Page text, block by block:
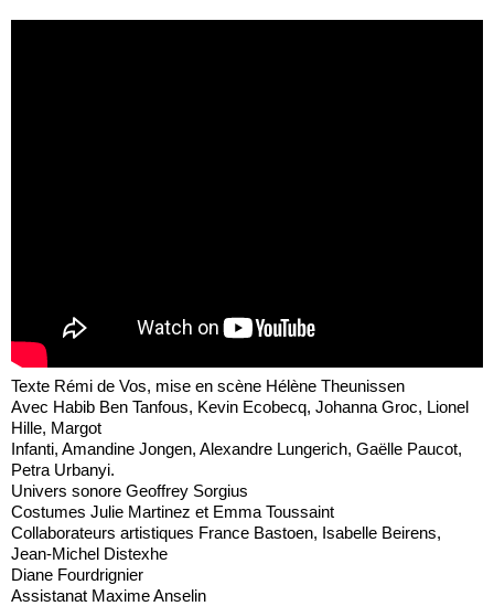
Texte Rémi de Vos, mise en scène Hélène Theunissen
Avec Habib Ben Tanfous, Kevin Ecobecq, Johanna Groc, Lionel
Hille, Margot
Infanti, Amandine Jongen, Alexandre Lungerich, Gaëlle Paucot,
Petra Urbanyi.
Univers sonore Geoffrey Sorgius
Costumes Julie Martinez et Emma Toussaint
Collaborateurs artistiques France Bastoen, Isabelle Beirens,
Jean-Michel Distexhe
Diane Fourdrignier
Assistanat Maxime Anselin